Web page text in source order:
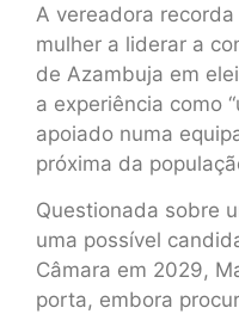
A vereadora
mulher a liderar a
de Azambuja em
a experiência como
apoiado numa
próxima da
Questionada sobre
uma possível
Câmara em 2029,
porta, embora